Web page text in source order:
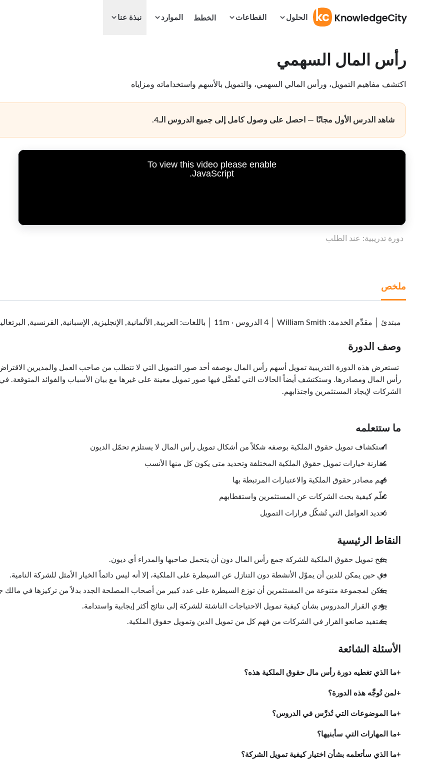
الحلول القطاعات الخطط الموارد نبذة عنا
رأس المال السهمي
اكتشف مفاهيم التمويل، ورأس المالي السهمي، والتمويل بالأسهم واستخداماته ومزاياه
شاهد الدرس الأول مجانًا — احصل على وصول كامل إلى جميع الدروس الـ4.
To view this video please enable
JavaScript.
دورة تدريبية: عند الطلب
ملخص
مبتدئ مقدِّم الخدمة:
William Smith 4 الدروس ·
11m باللغات: العربية, الألمانية, الإنجليزية, الإسبانية, الفرنسية,
وصف الدورة
تستعرض هذه الدورة التدريبية تمويل أسهم رأس المال بوصفه أحد صور التمويل التي لا تتطلب من صاحب العمل والمديرين
رأس المال ومصادرها. وستكتشف أيضاً الحالات التي تًفضَّل فيها صور تمويل معينة على غيرها مع بيان الأسباب والفوائد المتوقعة.
الشركات لإيجاد المستثمرين واجتذابهم.
ما ستتعلمه
استكشاف تمويل حقوق الملكية بوصفه شكلاً من أشكال تمويل رأس المال لا يستلزم تحمّل الديون
مقارنة خيارات تمويل حقوق الملكية المختلفة وتحديد متى يكون كل منها الأنسب
فهم مصادر حقوق الملكية والاعتبارات المرتبطة بها
تعلّم كيفية بحث الشركات عن المستثمرين واستقطابهم
تحديد العوامل التي تُشكّل قرارات التمويل
النقاط الرئيسية
يتيح تمويل حقوق الملكية للشركة جمع رأس المال دون أن يتحمل صاحبها والمدراء أي ديون.
في حين يمكن للدين أن يموّل الأنشطة دون التنازل عن السيطرة على الملكية، إلا أنه ليس دائماً الخيار الأمثل للشركة النامية.
يمكن لمجموعة متنوعة من المستثمرين أن توزع السيطرة على عدد كبير من أصحاب المصلحة الجدد بدلاً من تركيزها في مالك
يؤدي القرار المدروس بشأن كيفية تمويل الاحتياجات الناشئة للشركة إلى نتائج أكثر إيجابية واستدامة.
يستفيد صانعو القرار في الشركات من فهم كل من تمويل الدين وتمويل حقوق الملكية.
الأسئلة الشائعة
ما الذي تغطيه دورة رأس مال حقوق الملكية هذه؟
لمن تُوجَّه هذه الدورة؟
ما الموضوعات التي تُدرَّس في الدروس؟
ما المهارات التي سأبنيها؟
ما الذي سأتعلمه بشأن اختيار كيفية تمويل الشركة؟